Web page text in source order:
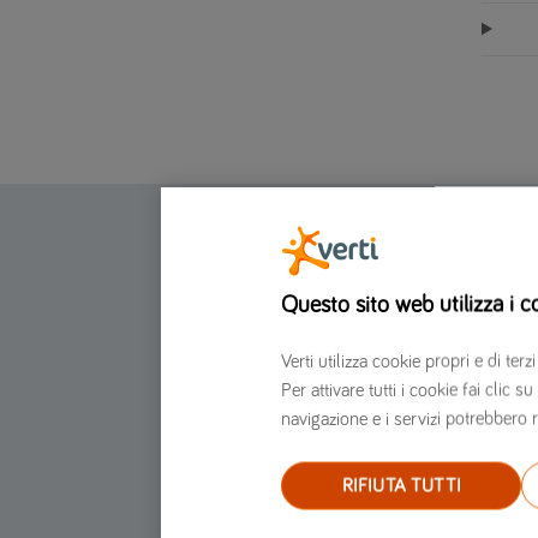
Assicurazione online
Assicurazione auto
Assicurazione moto
Assicurazione furgone
Assicurazione Scooter
Assicurazione Casa
Assicurazione moto per marche e modelli
Questo sito web utilizza i
Verti utilizza cookie propri e di
Per attivare tutti i cookie fai clic
navigazione e i servizi
RIFIUTA TUTTI